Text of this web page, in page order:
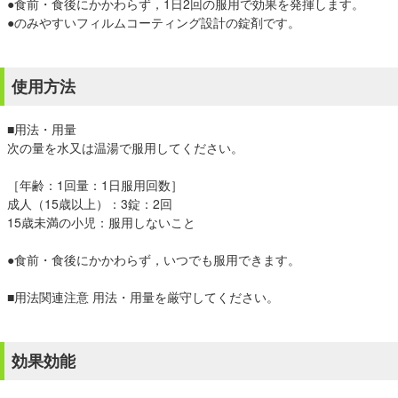
●食前・食後にかかわらず，1日2回の服用で効果を発揮します。
●のみやすいフィルムコーティング設計の錠剤です。
使用方法
■用法・用量
次の量を水又は温湯で服用してください。
［年齢：1回量：1日服用回数］
成人（15歳以上）：3錠：2回
15歳未満の小児：服用しないこと
●食前・食後にかかわらず，いつでも服用できます。
■用法関連注意 用法・用量を厳守してください。
効果効能